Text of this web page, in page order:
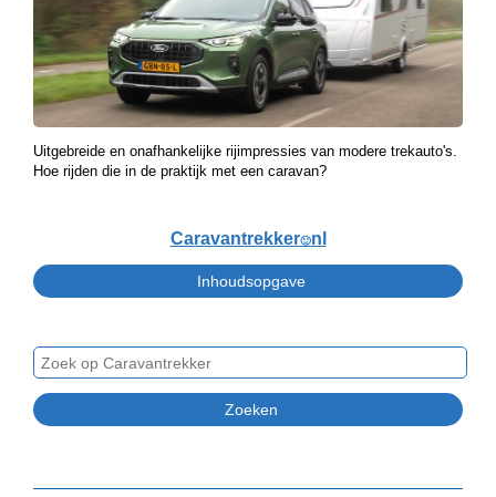
Uitgebreide en onafhankelijke rijimpressies van modere trekauto's.
Hoe rijden die in de praktijk met een caravan?
Caravantrekker🙂nl